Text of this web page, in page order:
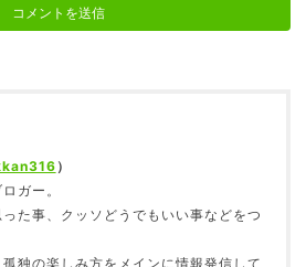
に寝て夜起きると何故か切なくなる現
）
ガー。
た事、クッソどうでもいい事などをつ
独の楽しみ方をメインに情報発信して